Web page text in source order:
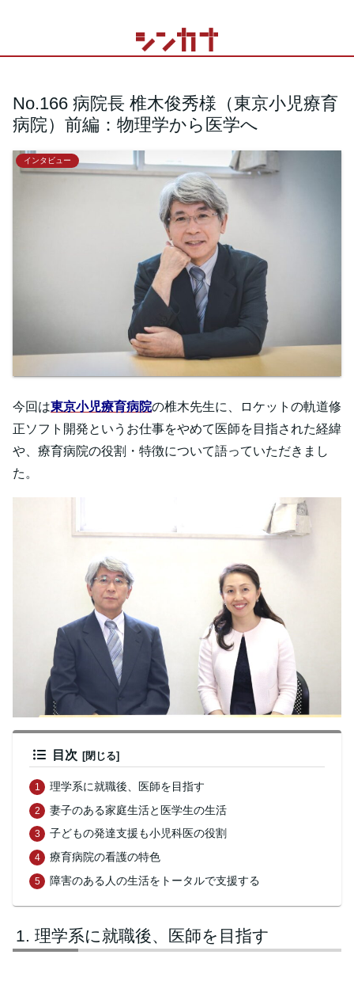
No.166 病院長 椎木俊秀様（東京小児療育
病院）前編：物理学から医学へ
インタビュー
今回は東京小児療育病院の椎木先生に、ロケットの軌道修
正ソフト開発というお仕事をやめて医師を目指された経緯
や、療育病院の役割・特徴について語っていただきまし
た。
目次
理学系に就職後、医師を目指す
妻子のある家庭生活と医学生の生活
子どもの発達支援も小児科医の役割
療育病院の看護の特色
障害のある人の生活をトータルで支援する
理学系に就職後、医師を目指す